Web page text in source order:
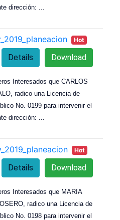
dirección: ...
Hot
Download
Details
Interesados que CARLOS
radico una Licencia de
No. 0199 para intervenir el
dirección:
Hot
Download
Details
Interesados que MARIA
radico una Licencia de
No. 0198 para intervenir el